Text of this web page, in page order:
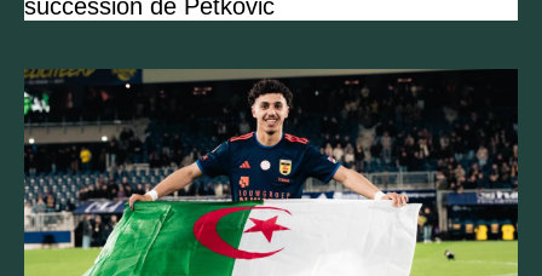
succession de Petkovic